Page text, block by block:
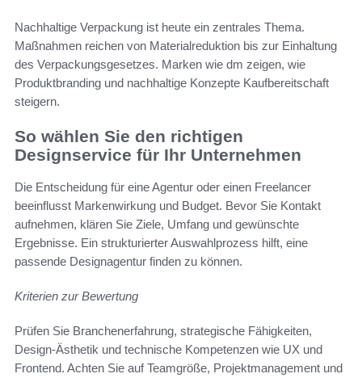
Nachhaltige Verpackung ist heute ein zentrales Thema.
Maßnahmen reichen von Materialreduktion bis zur Einhaltung
des Verpackungsgesetzes. Marken wie dm zeigen, wie
Produktbranding und nachhaltige Konzepte Kaufbereitschaft
steigern.
So wählen Sie den richtigen
Designservice für Ihr Unternehmen
Die Entscheidung für eine Agentur oder einen Freelancer
beeinflusst Markenwirkung und Budget. Bevor Sie Kontakt
aufnehmen, klären Sie Ziele, Umfang und gewünschte
Ergebnisse. Ein strukturierter Auswahlprozess hilft, eine
passende Designagentur finden zu können.
Kriterien zur Bewertung
Prüfen Sie Branchenerfahrung, strategische Fähigkeiten,
Design-Ästhetik und technische Kompetenzen wie UX und
Frontend. Achten Sie auf Teamgröße, Projektmanagement und